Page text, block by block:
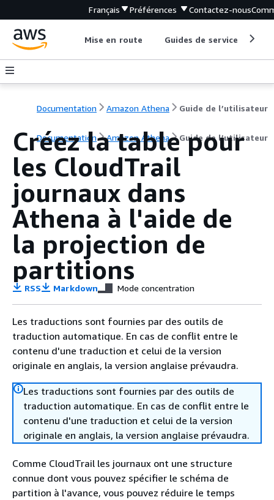
Français Préférences Contactez-nous
Mise en route Guides de service
Documentation Amazon Athena Guide de l’utilisateur
Documentation Amazon Athena Guide de l’utilisateur
Créez la table pour
les CloudTrail
journaux dans
Athena à l'aide de
la projection de
partitions
RSS Markdown Mode concentration
Les traductions sont fournies par des outils de
traduction automatique. En cas de conflit entre le
contenu d'une traduction et celui de la version
originale en anglais, la version anglaise prévaudra.
Les traductions sont fournies par des outils de
traduction automatique. En cas de conflit entre le
contenu d'une traduction et celui de la version
originale en anglais, la version anglaise prévaudra.
Comme CloudTrail les journaux ont une structure
connue dont vous pouvez spécifier le schéma de
partition à l'avance, vous pouvez réduire le temps